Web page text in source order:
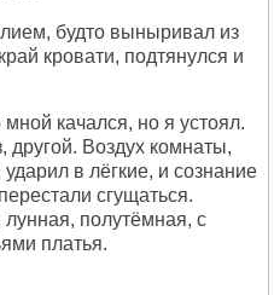
будто выныривал из
кровати, подтянулся и
качался, но я устоял.
другой. Воздух комнаты,
в лёгкие, и сознание
сгущаться.
полутёмная, с
платья.